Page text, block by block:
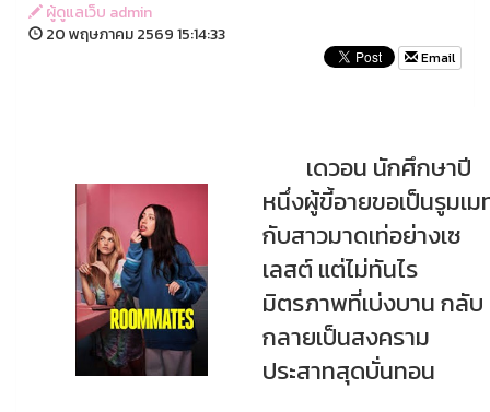
ผู้ดูแลเว็บ admin
20 พฤษภาคม 2569 15:14:33
Email
เดวอน นักศึกษาปี
หนึ่งผู้ขี้อายขอเป็นรูมเม
กับสาวมาดเท่อ⁠ย่างเซ
เลสต์ แต่ไม่ทันไร
มิตรภาพที่เบ่งบาน กลับ
กลายเป็นสงคราม
ประสาทสุดบั่นทอน